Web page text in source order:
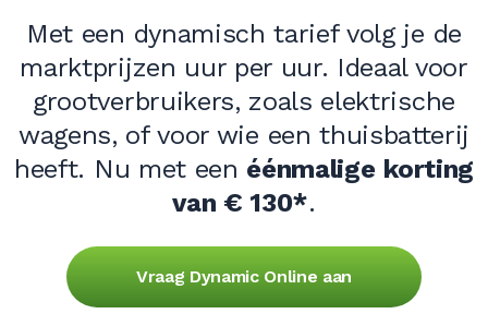
Met een dynamisch tarief volg je de
marktprijzen uur per uur. Ideaal voor
grootverbruikers, zoals elektrische
wagens, of voor wie een thuisbatterij
heeft. Nu met een éénmalige korting
van € 130*.
Vraag Dynamic Online aan